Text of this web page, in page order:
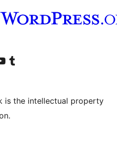
TikTok
canalul nostru YouTube
Vizitează contul nostru Tumblr
is the intellectual property